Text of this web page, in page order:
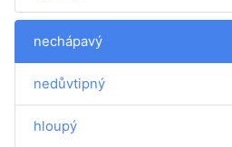
nechápavý
nedůvtipný
hloupý